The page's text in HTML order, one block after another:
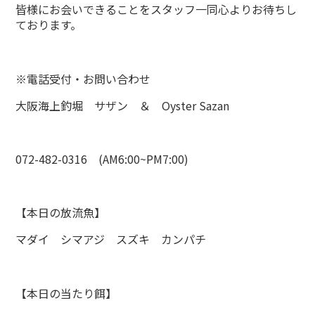
皆様にお会いできることをスタッフ一同心よりお待ちし
ております。
※電話受付・お問い合わせ
大阪海上釣堀 サザン ＆ Oyster Sazan
072-482-0316 (AM6:00~PM7:00)
【本日の放流魚】
マダイ シマアジ スズキ カンパチ
【本日の当たり餌】